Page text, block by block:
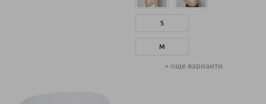
S
M
+ още варианти